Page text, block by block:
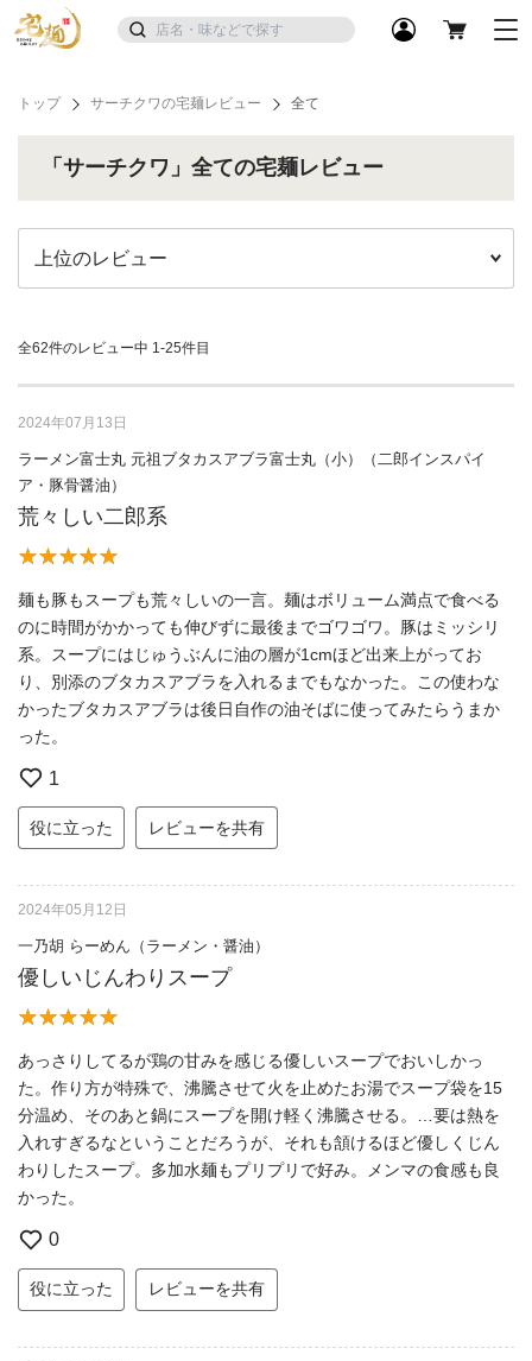
トップ サーチクワの宅麺レビュー 全て
「サーチクワ」全ての宅麺レビュー
全62件のレビュー中 1-25件目
2024年07月13日
ラーメン富士丸 元祖ブタカスアブラ富士丸（小）（二郎インスパイ
ア・豚骨醤油）
荒々しい二郎系
麺も豚もスープも荒々しいの一言。麺はボリューム満点で食べる
のに時間がかかっても伸びずに最後までゴワゴワ。豚はミッシリ
系。スープにはじゅうぶんに油の層が1cmほど出来上がってお
り、別添のブタカスアブラを入れるまでもなかった。この使わな
かったブタカスアブラは後日自作の油そばに使ってみたらうまか
った。
1
役に立った レビューを共有
2024年05月12日
一乃胡 らーめん（ラーメン・醤油）
優しいじんわりスープ
あっさりしてるが鶏の甘みを感じる優しいスープでおいしかっ
た。作り方が特殊で、沸騰させて火を止めたお湯でスープ袋を15
分温め、そのあと鍋にスープを開け軽く沸騰させる。…要は熱を
入れすぎるなということだろうが、それも頷けるほど優しくじん
わりしたスープ。多加水麺もプリプリで好み。メンマの食感も良
かった。
0
役に立った レビューを共有